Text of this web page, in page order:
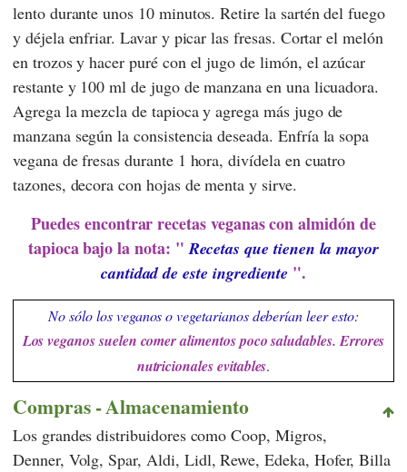
lento durante unos 10 minutos. Retire la sartén del fuego
y déjela enfriar. Lavar y picar las fresas. Cortar el melón
en trozos y hacer puré con el jugo de limón, el azúcar
restante y 100 ml de jugo de manzana en una licuadora.
Agrega la mezcla de tapioca y agrega más jugo de
manzana según la consistencia deseada. Enfría la sopa
vegana de fresas durante 1 hora, divídela en cuatro
tazones, decora con hojas de menta y sirve.
Puedes encontrar recetas veganas con almidón de
tapioca bajo la nota: "Recetas que tienen la mayor
cantidad de este ingrediente ".
No sólo los veganos o vegetarianos deberían leer esto:
Los veganos suelen comer alimentos poco saludables. Errores
nutricionales evitables.
Compras - Almacenamiento
Los grandes distribuidores comoCoop, Migros,
Denner, Volg,Spar, Aldi, Lidl,Rewe,Edeka, Hofer,Billa